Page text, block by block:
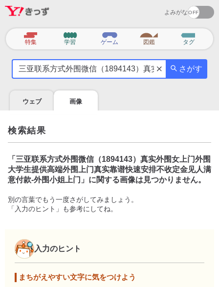
よみがな
カ
テ
特集 学習 ゲーム 図鑑 タグ
気
に
を
調
べ
よ
う
さがす
ウェブ 画像
検索結果
「 三亚联系方式外围微信（1894143）真实外围女上门外围
大学生提供高端外围上门真实靠谱快速安排不收定金见人满
意付款-外围小姐上门 」に関する画像は見つかりません。
別の言葉でもう一度さがしてみましょう。
「入力のヒント」も参考にしてね。
入力のヒント
まちがえやすい文字に気をつけよう